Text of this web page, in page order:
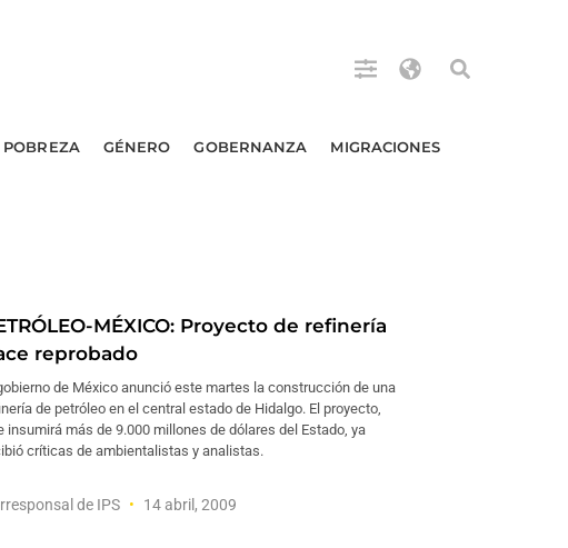
GÉNERO GOBERNANZA MIGRACIONES
MÉXICO: Proyecto de refinería
reprobado
de México anunció este martes la construcción de una
de petróleo en el central estado de Hidalgo. El proyecto,
insumirá más de 9.000 millones de dólares del Estado, ya
críticas de ambientalistas y analistas.
de IPS 14 abril, 2009